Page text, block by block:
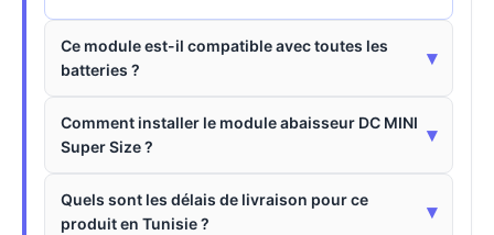
Ce module est-il compatible avec toutes les
batteries ?
▾
Comment installer le module abaisseur DC MINI
Super Size ?
▾
Quels sont les délais de livraison pour ce
produit en Tunisie ?
▾